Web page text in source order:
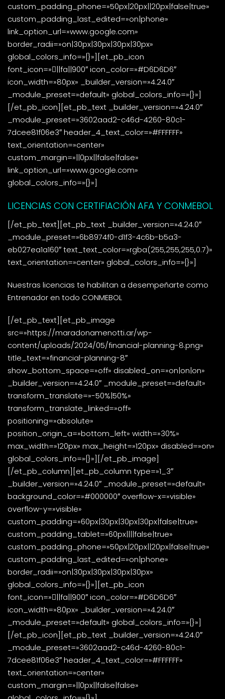
custom_padding_phone=»50px|20px||20px|false|true»
custom_padding_last_edited=»on|phone»
link_option_url=»www.google.com»
border_radii=»on|30px|30px|30px|30px»
global_colors_info=»{}»][et_pb_icon
font_icon=»||fa||900″ icon_color=»#D6D6D6″
icon_width=»80px» _builder_version=»4.24.0″
_module_preset=»default» global_colors_info=»{}»]
[/et_pb_icon][et_pb_text _builder_version=»4.24.0″
_module_preset=»3602aad2-c46d-4260-80c1-
7dcee81f06e3″ header_4_text_color=»#FFFFFF»
text_orientation=»center»
custom_margin=»||0px||false|false»
link_option_url=»www.google.com»
global_colors_info=»{}»]
LICENCIAS CON CERTIFIACIÓN AFA Y CONMEBOL
[/et_pb_text][et_pb_text _builder_version=»4.24.0″
_module_preset=»6b8974f0-d1f3-4c6b-b5a3-
eb027ea1a160″ text_text_color=»rgba(255,255,255,0.7)»
text_orientation=»center» global_colors_info=»{}»]
Nuestras licencias te habilitan a desempeñarte como
Entrenador en todo CONMEBOL
[/et_pb_text][et_pb_image
src=»https://maradonamenotti.ar/wp-
content/uploads/2024/05/financial-planning-8.png»
title_text=»financial-planning-8″
show_bottom_space=»off» disabled_on=»on|on|on»
_builder_version=»4.24.0″ _module_preset=»default»
transform_translate=»-50%|50%»
transform_translate_linked=»off»
positioning=»absolute»
position_origin_a=»bottom_left» width=»30%»
max_width=»120px» max_height=»120px» disabled=»on»
global_colors_info=»{}»][/et_pb_image]
[/et_pb_column][et_pb_column type=»1_3″
_builder_version=»4.24.0″ _module_preset=»default»
background_color=»#000000″ overflow-x=»visible»
overflow-y=»visible»
custom_padding=»60px|30px|30px|30px|false|true»
custom_padding_tablet=»60px||||false|true»
custom_padding_phone=»50px|20px||20px|false|true»
custom_padding_last_edited=»on|phone»
border_radii=»on|30px|30px|30px|30px»
global_colors_info=»{}»][et_pb_icon
font_icon=»||fa||900″ icon_color=»#D6D6D6″
icon_width=»80px» _builder_version=»4.24.0″
_module_preset=»default» global_colors_info=»{}»]
[/et_pb_icon][et_pb_text _builder_version=»4.24.0″
_module_preset=»3602aad2-c46d-4260-80c1-
7dcee81f06e3″ header_4_text_color=»#FFFFFF»
text_orientation=»center»
custom_margin=»||0px||false|false»